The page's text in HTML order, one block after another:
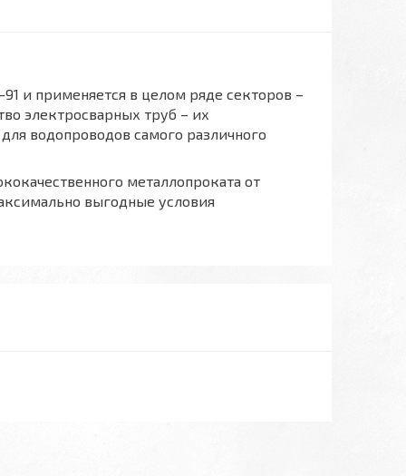
и применяется в целом ряде секторов –
электросварных труб – их
водопроводов самого различного
металлопроката от
выгодные условия